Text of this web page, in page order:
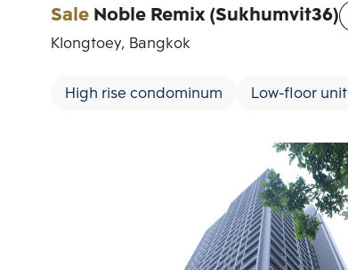
SaleNoble Remix (Sukhumvit36)
Klongtoey, Bangkok
High rise condominum Low-floor unit
Add comparative units
Number 1